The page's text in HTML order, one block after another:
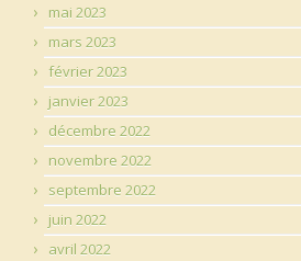
mai 2023
mars 2023
février 2023
janvier 2023
décembre 2022
novembre 2022
septembre 2022
juin 2022
avril 2022